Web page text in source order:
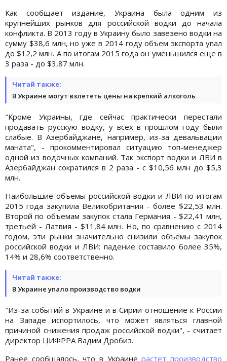
Как сообщает издание, Украина была одним из
крупнейших рынков для российской водки до начала
конфликта. В 2013 году в Украину было завезено водки на
сумму $38,6 млн, но уже в 2014 году объем экспорта упал
до $12,2 млн. А по итогам 2015 года он уменьшился еще в
3 раза - до $3,87 млн.
Читай также:
В Украине могут взлететь цены на крепкий алкоголь
"Кроме Украины, где сейчас практически перестали
продавать русскую водку, у всех в прошлом году были
слабые. В Азербайджане, например, из-за девальвации
маната", - прокомментировал ситуацию топ-менеджер
одной из водочных компаний. Так экспорт водки и ЛВИ в
Азербайджан сократился в 2 раза - с $10,56 млн до $5,3
млн.
Наибольшие объемы российской водки и ЛВИ по итогам
2015 года закупила Великобритания - более $22,53 млн.
Второй по объемам закупок стала Германия - $22,41 млн,
третьей - Латвия - $11,84 млн. Но, по сравнению с 2014
годом, эти рынки значительно снизили объемы закупок
российской водки и ЛВИ: падение составило более 35%,
14% и 28,6% соответственно.
Читай также:
В Украине упало производство водки
"Из-за событий в Украине и в Сирии отношение к России
на Западе испортилось, что может являться главной
причиной снижения продаж российской водки", - считает
директор ЦИФРРА Вадим Дробиз.
Ранее сообщалось, что в Украинерастет производство